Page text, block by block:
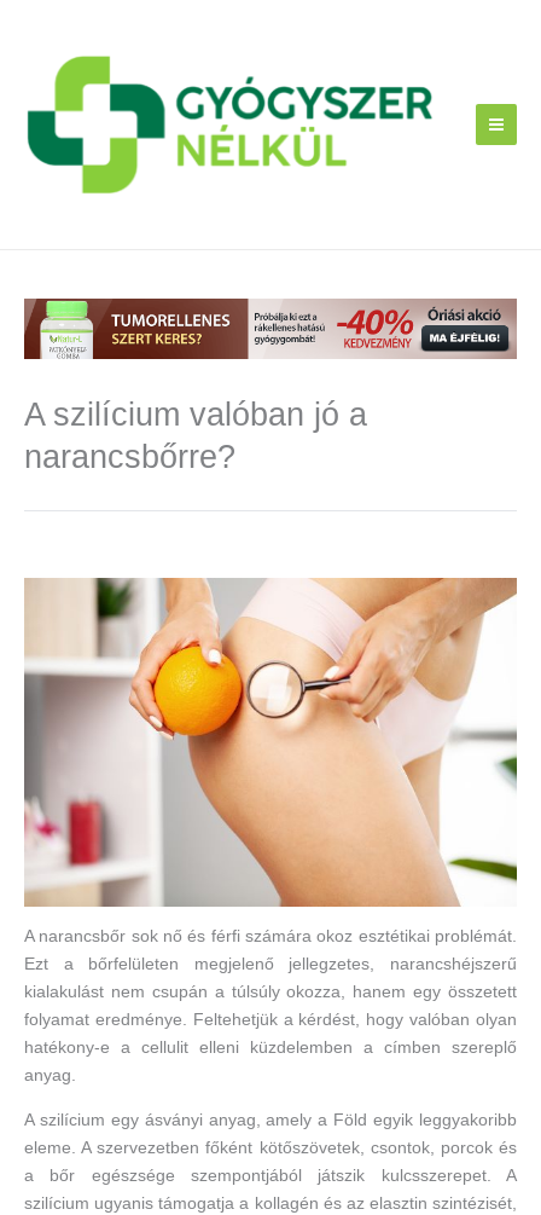
A szilícium valóban jó a
narancsbőrre?
A narancsbőr sok nő és férfi számára okoz esztétikai problémát.
Ezt a bőrfelületen megjelenő jellegzetes, narancshéjszerű
kialakulást nem csupán a túlsúly okozza, hanem egy összetett
folyamat eredménye. Feltehetjük a kérdést, hogy valóban olyan
hatékony-e a cellulit elleni küzdelemben a címben szereplő
anyag.
A szilícium egy ásványi anyag, amely a Föld egyik leggyakoribb
eleme. A szervezetben főként kötőszövetek, csontok, porcok és
a bőr egészsége szempontjából játszik kulcsszerepet. A
szilícium ugyanis támogatja a kollagén és az elasztin szintézisét,